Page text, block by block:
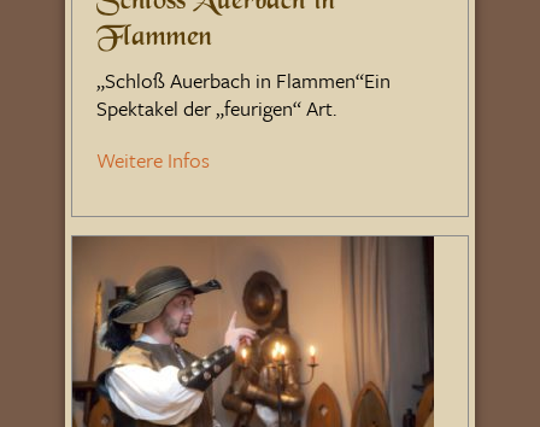
Flammen
„Schloß Auerbach in Flammen“Ein
Spektakel der „feurigen“ Art.
Weitere Infos